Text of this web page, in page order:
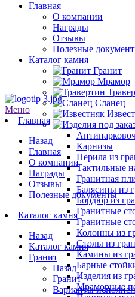
Главная
О компании
Награды
Отзывы
Полезные
Каталог камня
Гранит
Мрамор
Сланец
Карнизы
Перила из
Тактильные
Гранитная
Балясины из
Бордюр из
Гранитные
Гранитные
Колонны из
Столы из
Камины из
Барные
Изделия из
Мраморные
Меню
Главная
Назад
Главная
О компании
Награды
Отзывы
Полезные документы
Каталог камня
Назад
Каталог камня
Гранит
Назад
Гранит
Варианты